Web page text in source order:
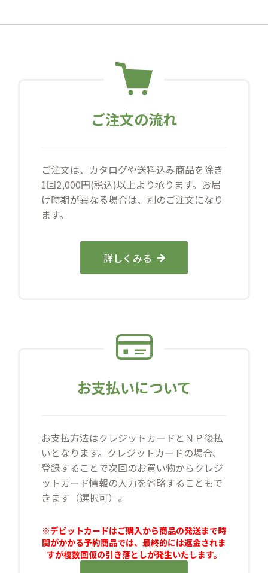
ご注文の流れ
ご注文は、カタログや送料込み商品を除き
1回2,000円(税込)以上より承ります。お届
け時期が異なる場合は、別のご注文になり
ます。
詳しくみる
お支払いについて
お支払方法はクレジットカードとＮＰ後払
いとなります。クレジットカードの場合、
登録することで次回のお買い物からクレジ
ットカード情報の入力を省略することもで
きます（選択可）。
※デビットカードはご購入から商品の発送まで時
間がかかる予約商品では、最終的には返金されま
すが複数回仮の引き落としが発生いたします。